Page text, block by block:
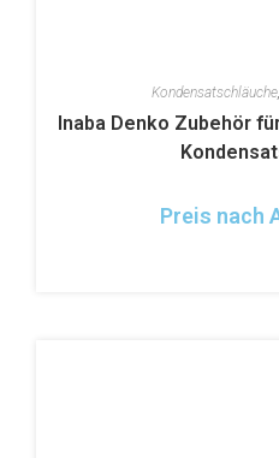
Kondensatschläuche,
Inaba Denko Zubehör
Preis nach